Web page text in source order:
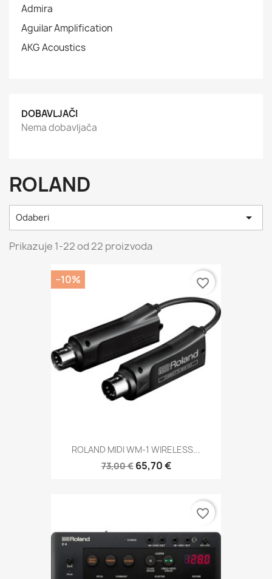
Admira
Aguilar Amplification
AKG Acoustics
DOBAVLJAČI
Nema dobavljača
ROLAND
Odaberi 
Prikazuje 1-22 od 22 proizvoda
ROLAND MIDI WM-1 WIRELESS...
73,00 € 65,70 €
−10% favorite_border
favorite_border